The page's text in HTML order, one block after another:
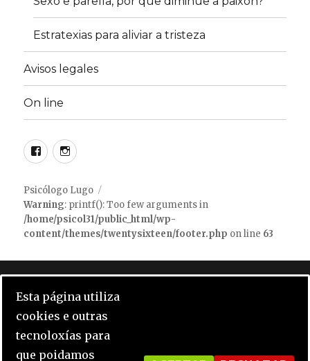
Estratexias para aliviar a tristeza
Avisos legales
On line
Facebookinstagram
Psicólogo Lugo
Warning: printf(): Too few arguments in
/home/psicol31/public_html/wp-
content/themes/twentysixteen/footer.php on line 63
Notice
: Undefined index: opcion_cookie in
/home/psicol31/public_html/wp-
content/plugins/click-datos-lopd/public/class-
cdlopd-public.php
Esta página utiliza
cookies e outras
tecnoloxías para
que poidamos